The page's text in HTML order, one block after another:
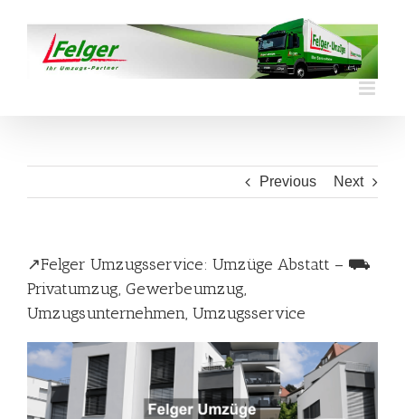
content
Previous Next
↗️Felger Umzugsservice: Umzüge Abstatt – ⛟
Privatumzug, Gewerbeumzug,
Umzugsunternehmen, Umzugsservice